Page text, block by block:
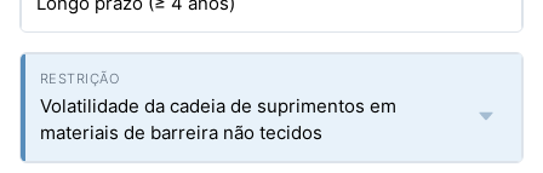
Volatilidade da cadeia de suprimentos em
materiais de barreira não tecidos